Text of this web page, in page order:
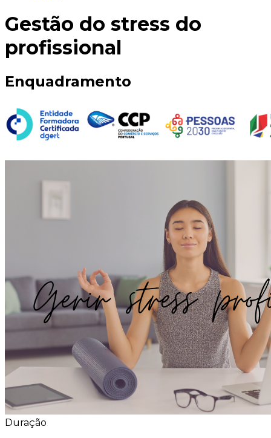
Gestão do stress do
profissional
Enquadramento
Duração